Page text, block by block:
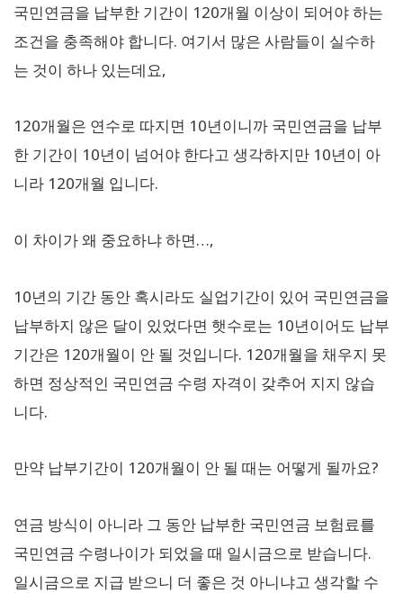
국민연금을 납부한 기간이 120개월 이상이 되어야 하는
조건을 충족해야 합니다. 여기서 많은 사람들이 실수하
는 것이 하나 있는데요,
120개월은 연수로 따지면 10년이니까 국민연금을 납부
한 기간이 10년이 넘어야 한다고 생각하지만 10년이 아
니라 120개월 입니다.
이 차이가 왜 중요하냐 하면…,
10년의 기간 동안 혹시라도 실업기간이 있어 국민연금을
납부하지 않은 달이 있었다면 햇수로는 10년이어도 납부
기간은 120개월이 안 될 것입니다. 120개월을 채우지 못
하면 정상적인 국민연금 수령 자격이 갖추어 지지 않습
니다.
만약 납부기간이 120개월이 안 될 때는 어떻게 될까요?
연금 방식이 아니라 그 동안 납부한 국민연금 보험료를
국민연금 수령나이가 되었을 때 일시금으로 받습니다.
일시금으로 지급 받으니 더 좋은 것 아니냐고 생각할 수